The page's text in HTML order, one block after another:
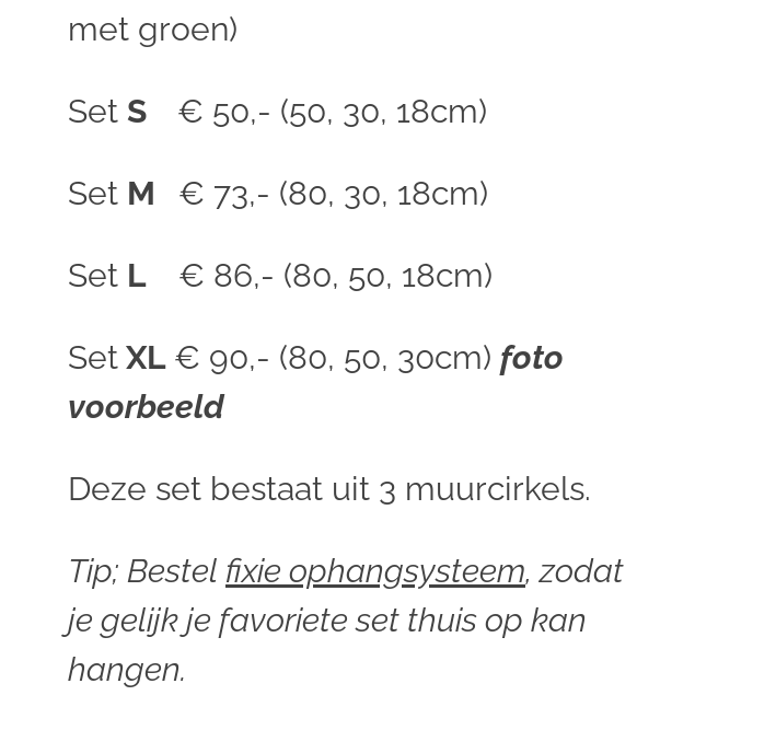
met groen)
Set S € 50,- (50, 30, 18cm)
Set M € 73,- (80, 30, 18cm)
Set L € 86,- (80, 50, 18cm)
Set XL € 90,- (80, 50, 30cm) foto
voorbeeld
Deze set bestaat uit 3 muurcirkels.
Tip; Bestel fixie ophangsysteem,zodat
je gelijk je favoriete set thuis op kan
hangen.